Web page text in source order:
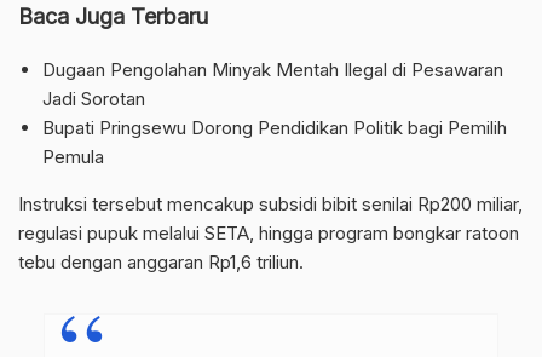
Baca Juga Terbaru
Dugaan Pengolahan Minyak Mentah Ilegal di Pesawaran
Jadi Sorotan
Bupati Pringsewu Dorong Pendidikan Politik bagi Pemilih
Pemula
Instruksi tersebut mencakup subsidi bibit senilai Rp200 miliar,
regulasi pupuk melalui SETA, hingga program bongkar ratoon
tebu dengan anggaran Rp1,6 triliun.